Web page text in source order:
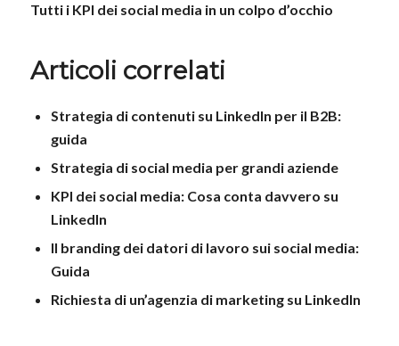
Tutti i KPI dei social media in un colpo d’occhio
Articoli correlati
Strategia di contenuti su LinkedIn per il B2B:
guida
Strategia di social media per grandi aziende
KPI dei social media: Cosa conta davvero su
LinkedIn
Il branding dei datori di lavoro sui social media:
Guida
Richiesta di un’agenzia di marketing su LinkedIn